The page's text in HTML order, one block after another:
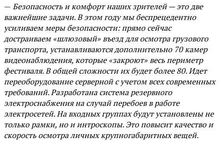
— Безопасность и комфорт наших зрителей — это две
важнейшие задачи. В этом году мы беспрецедентно
усиливаем меры безопасности: прямо сейчас
достраиваем «шлюзовый» въезд для осмотра грузового
транспорта, устанавливаются дополнительно 70 камер
видеонаблюдения, которые «закроют» весь периметр
фестиваля. В общей сложности их будет более 80. Идет
переоборудование серверной с учетом всех современных
требований. Разработана система резервного
электроснабжения на случай перебоев в работе
электросетей. На входных группах будут установлены не
только рамки, но и интроскопы. Это повысит качество и
скорость осмотра личных крупногабаритных вещей.